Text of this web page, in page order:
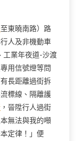
至東曉南路）路
人及非機動車
工業年夜道-沙渡
用信號燈等問
長距離過街拆
標線、隔離護
，晉陞行人過街
無法與我的噸
定律！」便